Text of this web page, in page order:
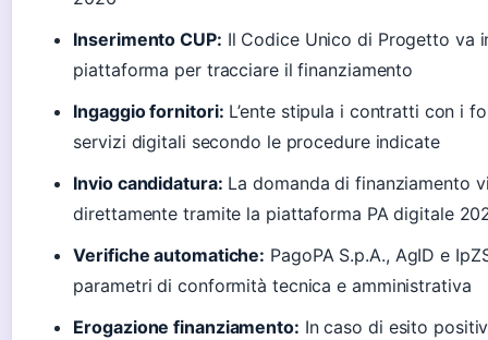
Inserimento CUP: Il Codice Unico di Progetto va
piattaforma per tracciare il finanziamento
Ingaggio fornitori: L’ente stipula i contratti con i
servizi digitali secondo le procedure indicate
Invio candidatura: La domanda di finanziamento
direttamente tramite la piattaforma PA digitale
Verifiche automatiche: PagoPA S.p.A., AgID e
parametri di conformità tecnica e amministrativa
Erogazione finanziamento: In caso di esito